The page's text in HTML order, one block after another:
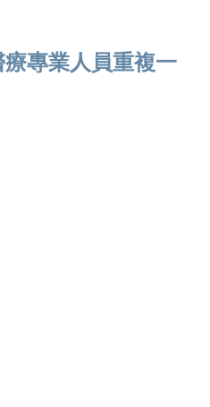
專業人員重複一